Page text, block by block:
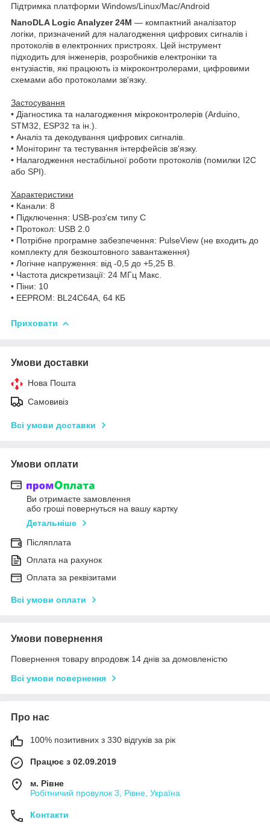
Підтримка платформи Windows/Linux/Mac/Android
NanoDLA Logic Analyzer 24M — компактний аналізатор
логіки, призначений для налагодження цифрових сигналів і
протоколів в електронних пристроях. Цей інструмент
підходить для інженерів, розробників електроніки та
ентузіастів, які працюють із мікроконтролерами, цифровими
схемами або протоколами зв'язку.
Застосування
• Діагностика та налагодження мікроконтролерів (Arduino,
STM32, ESP32 та ін.).
• Аналіз та декодування цифрових сигналів.
• Моніторинг та тестування інтерфейсів зв'язку.
• Налагодження нестабільної роботи протоколів (помилки I2C
або SPI).
Характеристики
• Канали: 8
• Підключення: USB-роз'єм типу C
• Протокол: USB 2.0
• Потрібне програмне забезпечення: PulseView (не входить до
комплекту для безкоштовного завантаження)
• Логічне напруження: від -0,5 до +5,25 В.
• Частота дискретизації: 24 МГц Макс.
• Піни: 10
• EEPROM: BL24C64A, 64 КБ
Приховати
Умови доставки
Нова Пошта
Самовивіз
Всі умови доставки
Умови оплати
Ви отримаєте замовлення
або гроші повернуться на вашу картку
Детальніше
Післяплата
Оплата на рахунок
Оплата за реквізитами
Всі умови оплати
Умови повернення
Повернення товару впродовж 14 днів за домовленістю
Всі умови повернення
Про нас
100% позитивних з 330 відгуків за рік
Працює з 02.09.2019
м. Рівне
Робітничий провулок 3, Рівне, Україна
Контакти